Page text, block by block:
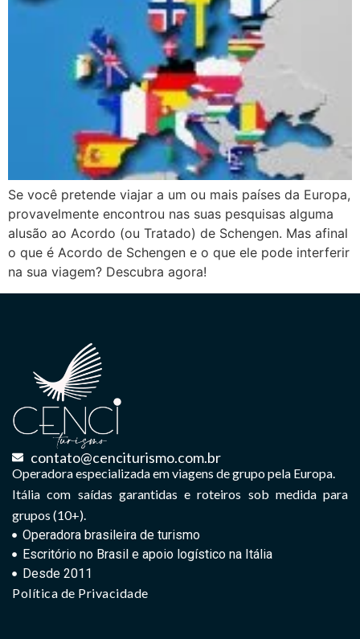
Se você pretende viajar a um ou mais países da Europa,
provavelmente encontrou nas suas pesquisas alguma
alusão ao Acordo (ou Tratado) de Schengen. Mas afinal
o que é Acordo de Schengen e o que ele pode interferir
na sua viagem? Descubra agora!
contato@cenciturismo.com.br
Operadora especializada em viagens de grupo pela Europa.
Itália com saídas garantidas e roteiros sob medida para
grupos (10+).
Operadora brasileira de turismo
Escritório no Brasil e apoio logístico na Itália
Desde 2011
Política de Privacidade